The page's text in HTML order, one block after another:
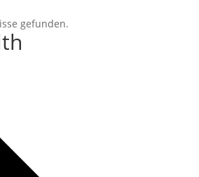
gefunden.